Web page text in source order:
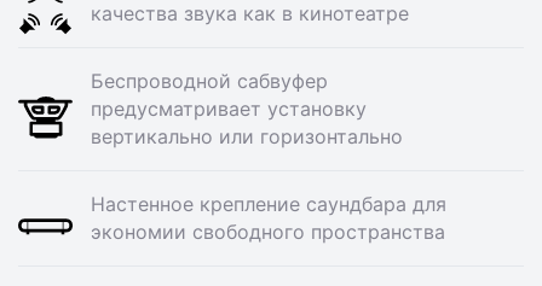
качества звука как в кинотеатре
Беспроводной сабвуфер
предусматривает установку
вертикально или горизонтально
Настенное крепление саундбара для
экономии свободного пространства